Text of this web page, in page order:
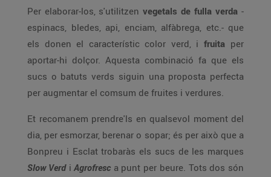
Per elaborar-los, s'utilitzen vegetals de fulla verda -
espinacs, bledes, api, enciam, alfàbrega, etc.- que
els donen el característic color verd, i fruita per
aportar-hi dolçor. Aquesta combinació fa que els
sucs o batuts verds siguin una proposta perfecta
per augmentar el comsum de fruites i verdures.
Et recomanem prendre'ls en qualsevol moment del
dia, per esmorzar, berenar o sopar; és per això que a
Bonpreu i Esclat trobaràs els sucs de les marques
Slow Verdi Agrofresc a punt per beure. Tots dos són